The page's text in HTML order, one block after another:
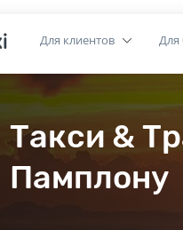
Для клиентов Для
Такси &
Памплону